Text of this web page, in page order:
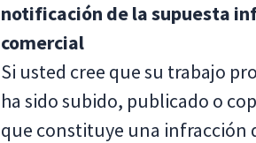
notificación de la supuesta
comercial
Si usted cree que su trabajo
ha sido subido, publicado o
que constituye una infracción